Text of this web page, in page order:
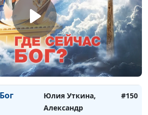
Варнавская
в
Юлия Уткина,
Александр Камнев,
пресвитер церкви
и Елена
Варнавская
#151
Юлия Уткина,
Александр
#150